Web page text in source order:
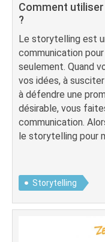
Comment
?
Le storytelling est
communication
seulement. Quand
vos idées, à
à défendre une
désirable, vous
communication.
le storytelling pour
Storytelling